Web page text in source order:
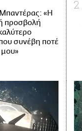
«Η
προσβολή
συνέβη ποτέ